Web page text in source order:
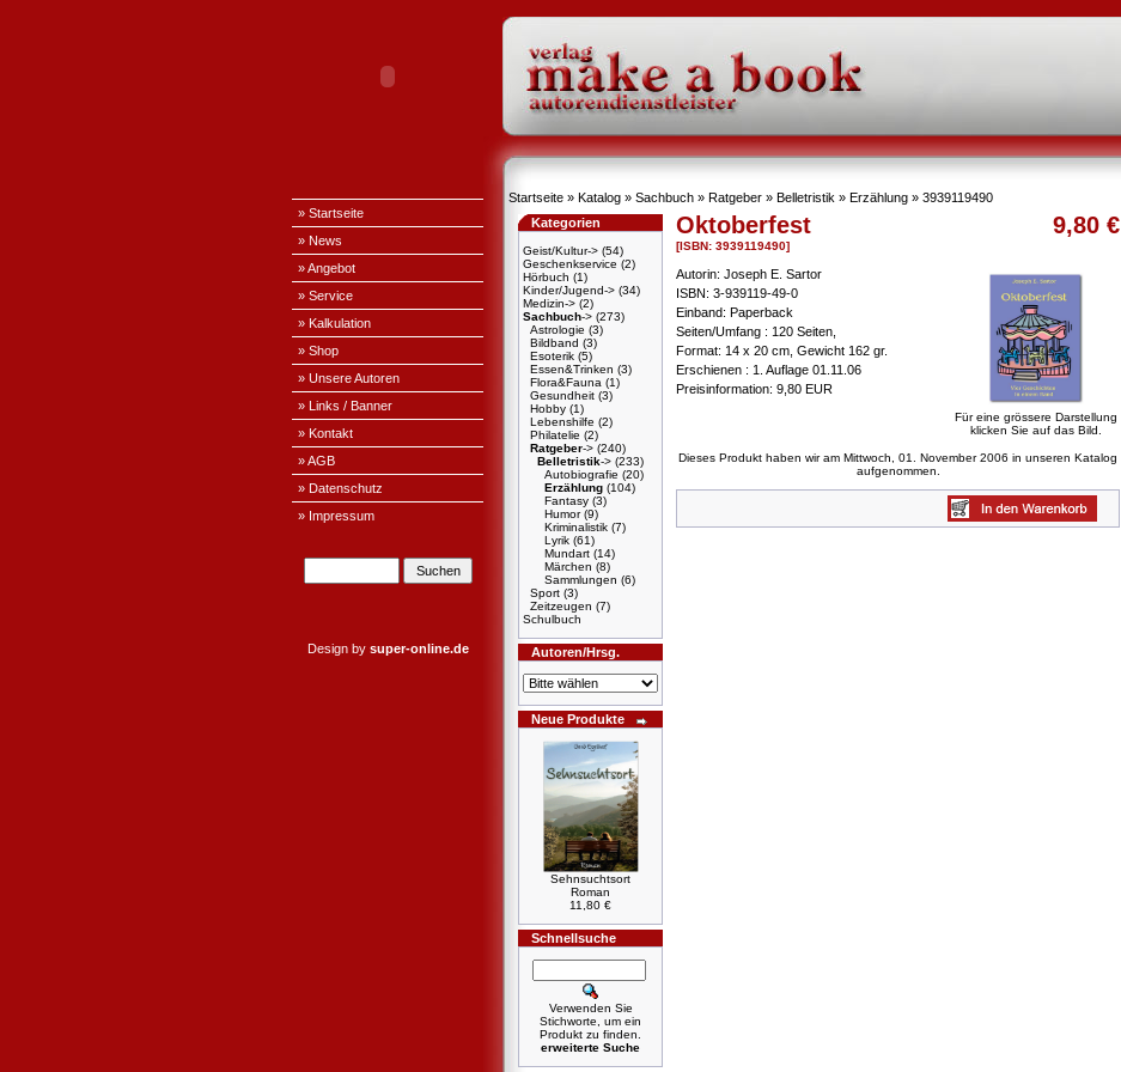
» Startseite
» News
» Angebot
» Service
» Kalkulation
» Shop
» Unsere Autoren
» Links / Banner
» Kontakt
» AGB
» Datenschutz
» Impressum
Design by super-online.de
Startseite » Katalog » Sachbuch » Ratgeber » Belletristik » Erzählung » 3939119490
Kategorien
Geist/Kultur-> (54)
Geschenkservice (2)
Hörbuch (1)
Kinder/Jugend-> (34)
Medizin-> (2)
Sachbuch-> (273)
Astrologie (3)
Bildband (3)
Esoterik (5)
Essen&Trinken (3)
Flora&Fauna (1)
Gesundheit (3)
Hobby (1)
Lebenshilfe (2)
Philatelie (2)
Ratgeber-> (240)
Belletristik-> (233)
Autobiografie (20)
Erzählung (104)
Fantasy (3)
Humor(9)
Kriminalistik (7)
Lyrik (61)
Mundart (14)
Märchen (8)
Sammlungen (6)
Sport (3)
Zeitzeugen (7)
Schulbuch
Autoren/Hrsg.
Neue Produkte
Sehnsuchtsort
Roman
11,80 €
Schnellsuche
Verwenden Sie
Stichworte, um ein
Produkt zu finden.
erweiterte Suche
Oktoberfest
[ISBN: 3939119490]
9,80 €
Für eine grössere Darstellung
klicken Sie auf das Bild.
Autorin: Joseph E. Sartor
ISBN: 3-939119-49-0
Einband: Paperback
Seiten/Umfang : 120 Seiten,
Format: 14 x 20 cm, Gewicht 162 gr.
Erschienen : 1. Auflage 01.11.06
Preisinformation: 9,80 EUR
Dieses Produkt haben wir am Mittwoch, 01. November 2006 in unseren Katalog
aufgenommen.